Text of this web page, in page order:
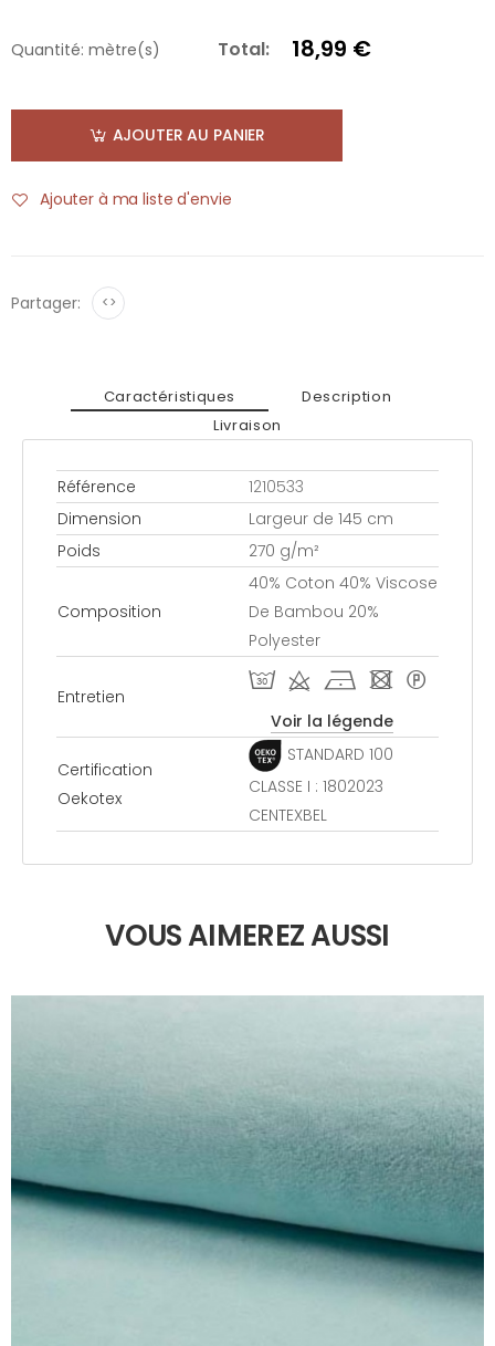
Quantité: mètre(s) Total: 18,99 €
AJOUTER AU PANIER
Ajouter à ma liste d'envie
Partager: <>
Caractéristiques
Description
Livraison
Référence
1210533
Dimension
Largeur de 145 cm
Poids
270 g/m²
Composition
40% Coton 40% Viscose
De Bambou 20%
Polyester
Entretien
T d h - *
Voir la légende
Certification
Oekotex
STANDARD 100
CLASSE I : 1802023
CENTEXBEL
VOUS AIMEREZ AUSSI